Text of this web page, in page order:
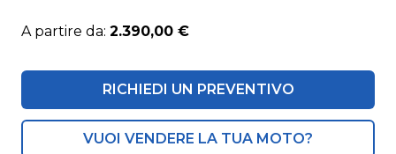
A partire da: 2.390,00 €
RICHIEDI UN PREVENTIVO
VUOI VENDERE LA TUA MOTO?